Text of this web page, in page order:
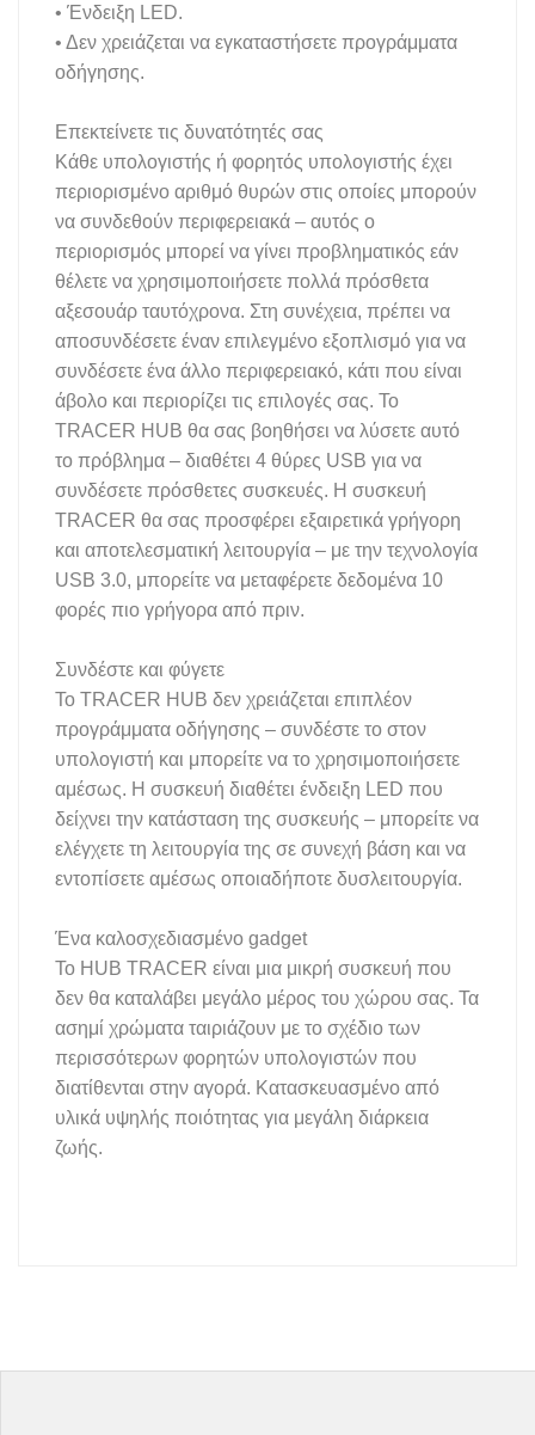
• Ένδειξη LED.
• Δεν χρειάζεται να εγκαταστήσετε προγράμματα
οδήγησης.
Επεκτείνετε τις δυνατότητές σας
Κάθε υπολογιστής ή φορητός υπολογιστής έχει
περιορισμένο αριθμό θυρών στις οποίες μπορούν
να συνδεθούν περιφερειακά – αυτός ο
περιορισμός μπορεί να γίνει προβληματικός εάν
θέλετε να χρησιμοποιήσετε πολλά πρόσθετα
αξεσουάρ ταυτόχρονα. Στη συνέχεια, πρέπει να
αποσυνδέσετε έναν επιλεγμένο εξοπλισμό για να
συνδέσετε ένα άλλο περιφερειακό, κάτι που είναι
άβολο και περιορίζει τις επιλογές σας. Το
TRACER HUB θα σας βοηθήσει να λύσετε αυτό
το πρόβλημα – διαθέτει 4 θύρες USB για να
συνδέσετε πρόσθετες συσκευές. Η συσκευή
TRACER θα σας προσφέρει εξαιρετικά γρήγορη
και αποτελεσματική λειτουργία – με την τεχνολογία
USB 3.0, μπορείτε να μεταφέρετε δεδομένα 10
φορές πιο γρήγορα από πριν.
Συνδέστε και φύγετε
Το TRACER HUB δεν χρειάζεται επιπλέον
προγράμματα οδήγησης – συνδέστε το στον
υπολογιστή και μπορείτε να το χρησιμοποιήσετε
αμέσως. Η συσκευή διαθέτει ένδειξη LED που
δείχνει την κατάσταση της συσκευής – μπορείτε να
ελέγχετε τη λειτουργία της σε συνεχή βάση και να
εντοπίσετε αμέσως οποιαδήποτε δυσλειτουργία.
Ένα καλοσχεδιασμένο gadget
Το HUB TRACER είναι μια μικρή συσκευή που
δεν θα καταλάβει μεγάλο μέρος του χώρου σας. Τα
ασημί χρώματα ταιριάζουν με το σχέδιο των
περισσότερων φορητών υπολογιστών που
διατίθενται στην αγορά. Κατασκευασμένο από
υλικά υψηλής ποιότητας για μεγάλη διάρκεια
ζωής.